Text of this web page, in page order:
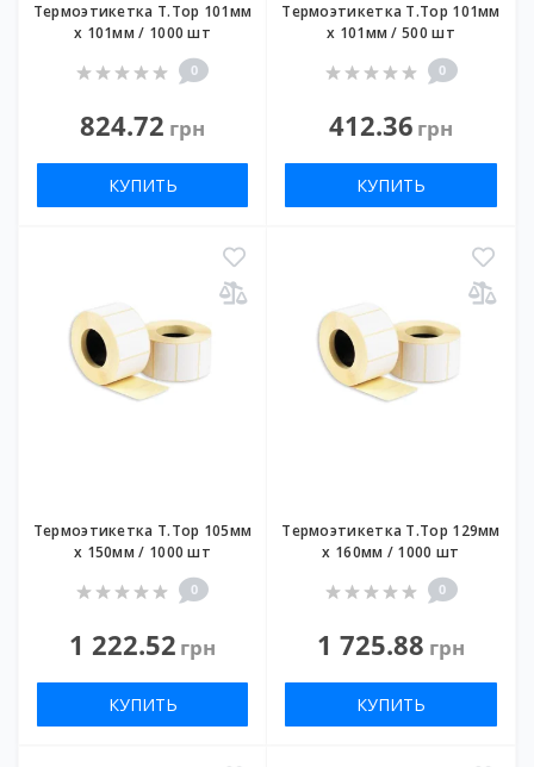
Термоэтикетка T.Top 101мм
х 101мм / 1000 шт
0
824.72 грн
КУПИТЬ
Термоэтикетка T.Top 101мм
х 101мм / 500 шт
0
412.36 грн
КУПИТЬ
Термоэтикетка T.Top 105мм
х 150мм / 1000 шт
0
1 222.52 грн
КУПИТЬ
Термоэтикетка T.Top 129мм
х 160мм / 1000 шт
0
1 725.88 грн
КУПИТЬ